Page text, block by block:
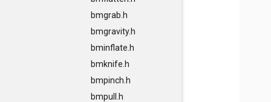
bmgrab.h
bmgravity.h
bminflate.h
bmknife.h
bmpinch.h
bmpull.h